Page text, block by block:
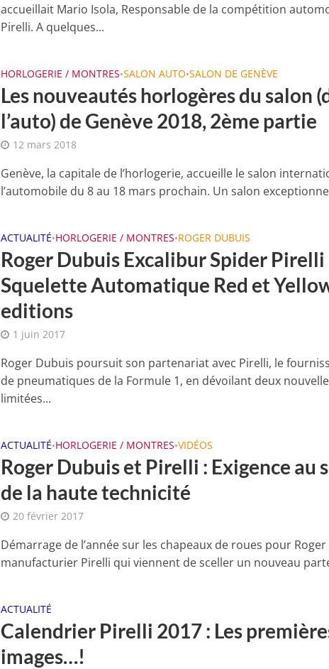
accueillait Mario Isola, Responsable de la compétition
Pirelli. A quelques...
HORLOGERIE / MONTRES•SALON AUTO•SALON DE GENÈVE
Les nouveautés horlogères du salon
l’auto) de Genève 2018, 2ème partie
12 mars 2018
Genève, la capitale de l’horlogerie, accueille le salon
l’automobile du 8 au 18 mars prochain. Un salon
ACTUALITÉ•HORLOGERIE / MONTRES•ROGER DUBUIS
Roger Dubuis Excalibur Spider Pirelli
Squelette Automatique Red et
editions
1 juin 2017
Roger Dubuis poursuit son partenariat avec Pirelli, le
de pneumatiques de la Formule 1, en dévoilant deux
limitées...
ACTUALITÉ•HORLOGERIE / MONTRES•VIDÉOS
Roger Dubuis et Pirelli : Exigence au
de la haute technicité
20 février 2017
Démarrage de l’année sur les chapeaux de roues pour
manufacturier Pirelli qui viennent de sceller un nouveau
ACTUALITÉ
Calendrier Pirelli 2017 : Les
images…!